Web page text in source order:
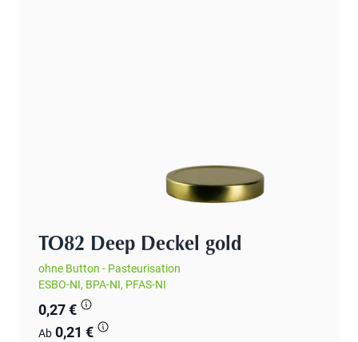
TO82 Deep Deckel gold
ohne Button - Pasteurisation
ESBO-NI, BPA-NI, PFAS-NI
0,27 €
Ab 0,21 €